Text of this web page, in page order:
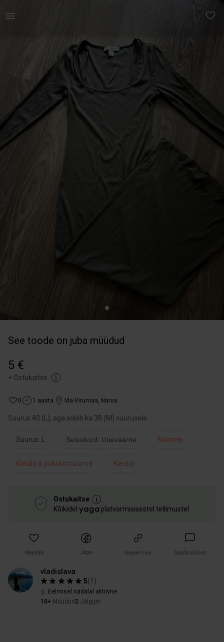
See toode on juba müüdud
5 €
+ Ostukaitse
0 1 aasta Ida-Virumaa, Narva
Suurus 40 (L), aga sobib ka 38 (M) suurusele
Suurus: L Seisukord: Uueväärne Naistele
Kleidid & pükskostüümid Kleidid
Ostukaitse
Kõikidel
platvormisisestel tellimustel
Meeldib Jaga Kopeeri link Saada sõnum
vladislava
5(1 )
Eelmisel nädalal aktiivne
10+ Müüdud 2 Jälgijat